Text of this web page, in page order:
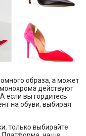
образа, а может
действуют
если вы гордитесь
на обуви, выбирая
только выбирайте